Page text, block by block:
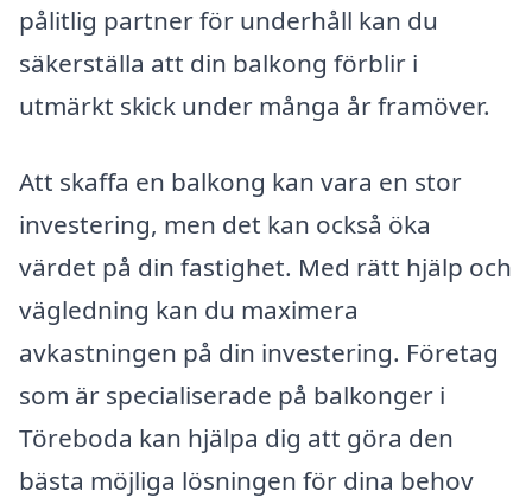
pålitlig partner för underhåll kan du
säkerställa att din balkong förblir i
utmärkt skick under många år framöver.
Att skaffa en balkong kan vara en stor
investering, men det kan också öka
värdet på din fastighet. Med rätt hjälp och
vägledning kan du maximera
avkastningen på din investering. Företag
som är specialiserade på balkonger i
Töreboda kan hjälpa dig att göra den
bästa möjliga lösningen för dina behov